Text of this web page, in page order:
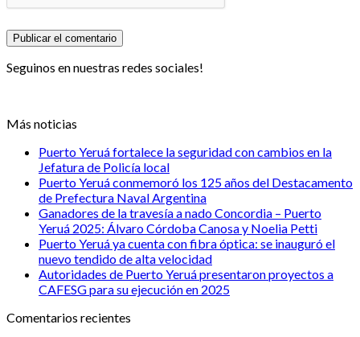
Seguinos en nuestras redes sociales!
Más noticias
Puerto Yeruá fortalece la seguridad con cambios en la
Jefatura de Policía local
Puerto Yeruá conmemoró los 125 años del Destacamento
de Prefectura Naval Argentina
Ganadores de la travesía a nado Concordia – Puerto
Yeruá 2025: Álvaro Córdoba Canosa y Noelia Petti
Puerto Yeruá ya cuenta con fibra óptica: se inauguró el
nuevo tendido de alta velocidad
Autoridades de Puerto Yeruá presentaron proyectos a
CAFESG para su ejecución en 2025
Comentarios recientes